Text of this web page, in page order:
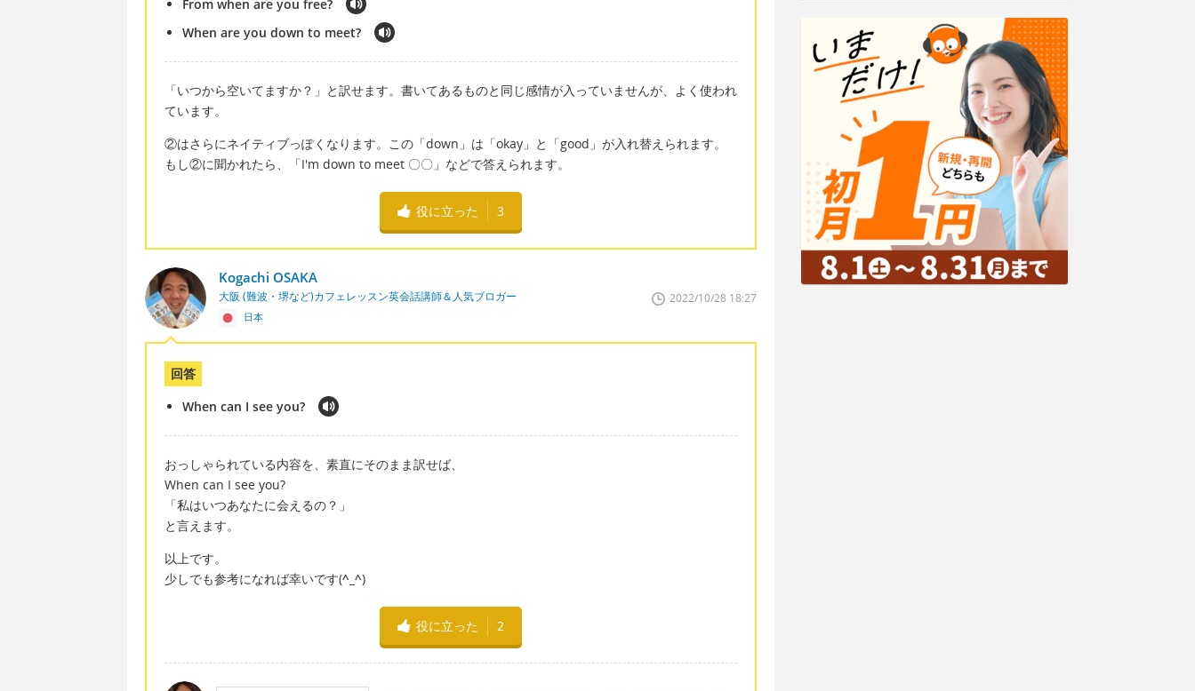
From when are you free?
When are you down to meet?
「いつから空いてますか？」と訳せます。書いてあるものと同じ感情が入っていませんが、よく使われ
ています。
②はさらにネイティブっぽくなります。この「down」は「okay」と「good」が入れ替えられます。
もし②に聞かれたら、「I'm down to meet 〇〇」などで答えられます。
役に立った 3
Kogachi OSAKA
大阪 (難波・堺など)カフェレッスン英会話講師＆人気ブロガー
日本
2022/10/28 18:27
回答
When can I see you?
おっしゃられている内容を、素直にそのまま訳せば、
When can I see you?
「私はいつあなたに会えるの？」
と言えます。
以上です。
少しでも参考になれば幸いです(^_^)
役に立った 2